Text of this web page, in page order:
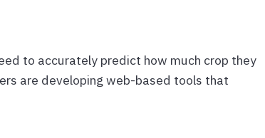
to accurately predict how much crop they
are developing web-based tools that